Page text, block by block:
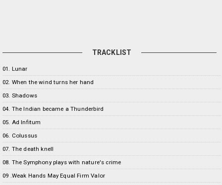
TRACKLIST
01. Lunar
02. When the wind turns her hand
03. Shadows
04. The Indian became a Thunderbird
05. Ad Infitum
06. Colussus
07. The death knell
08. The Symphony plays with nature's crime
09 .Weak Hands May Equal Firm Valor